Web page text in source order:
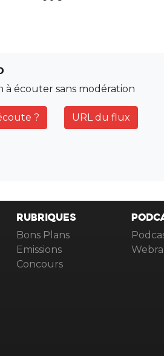
à écouter sans modération
? URL du flux
RUBRIQUES
Bons Plans
Emissions
Concours